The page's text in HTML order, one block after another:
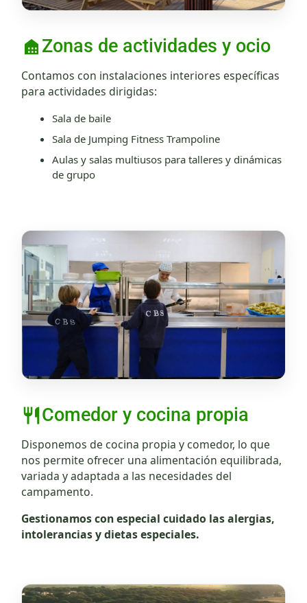
Zonas de actividades y ocio
Contamos con instalaciones interiores específicas
para actividades dirigidas:
Sala de baile
Sala de Jumping Fitness Trampoline
Aulas y salas multiusos para talleres y dinámicas
de grupo
Comedor y cocina propia
Disponemos de cocina propia y comedor, lo que
nos permite ofrecer una alimentación equilibrada,
variada y adaptada a las necesidades del
campamento.
Gestionamos con especial cuidado las alergias,
intolerancias y dietas especiales.